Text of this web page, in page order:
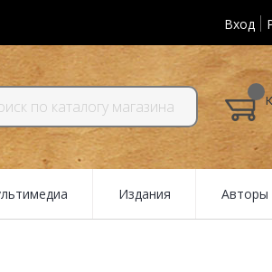
Вход
Издания Авторы